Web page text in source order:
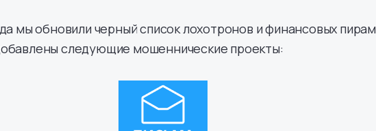
мы обновили черный список лохотронов и финансовых
следующие мошеннические проекты: